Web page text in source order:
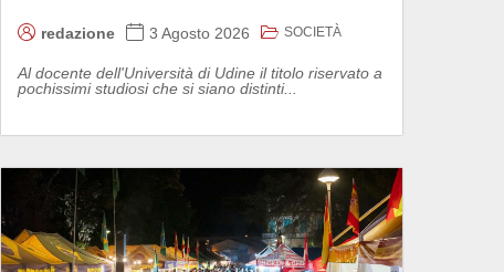
redazione 3 Agosto 2026 SOCIETÀ
Al docente dell'Università di Udine il titolo riservato a
pochissimi studiosi che si siano distinti...